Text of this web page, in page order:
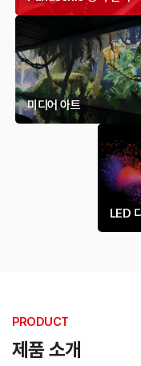
미디어 아트
LED
PRODUCT
제품 소개